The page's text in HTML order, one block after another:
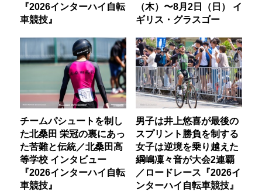
『2026インターハイ自転
車競技』
（木）〜8月2日（日） イ
ギリス・グラスゴー
チームパシュートを制し
た北桑田 栄冠の裏にあっ
た苦難と伝統／北桑田高
等学校 インタビュー
『2026インターハイ自転
車競技』
男子は井上悠喜が最後の
スプリント勝負を制する
女子は逆境を乗り越えた
綱嶋凜々音が大会2連覇
／ロードレース『2026イ
ンターハイ自転車競技』